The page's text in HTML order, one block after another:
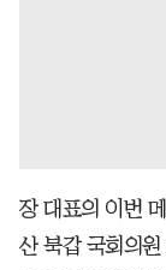
장 대표의 이번
산 북갑 국회의